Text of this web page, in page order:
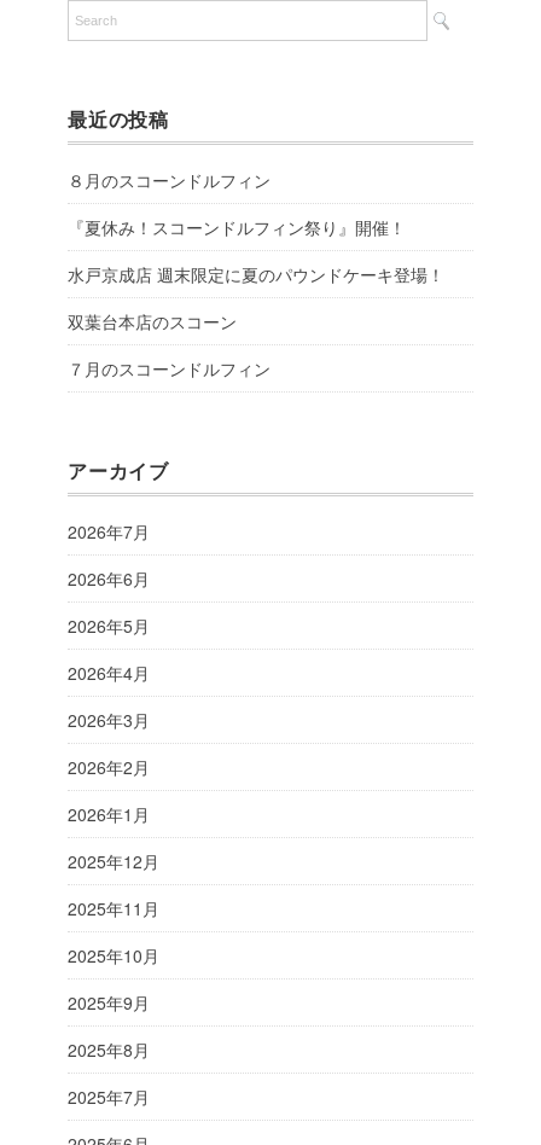
最近の投稿
８月のスコーンドルフィン
『夏休み！スコーンドルフィン祭り』開催！
水戸京成店 週末限定に夏のパウンドケーキ登場！
双葉台本店のスコーン
７月のスコーンドルフィン
アーカイブ
2026年7月
2026年6月
2026年5月
2026年4月
2026年3月
2026年2月
2026年1月
2025年12月
2025年11月
2025年10月
2025年9月
2025年8月
2025年7月